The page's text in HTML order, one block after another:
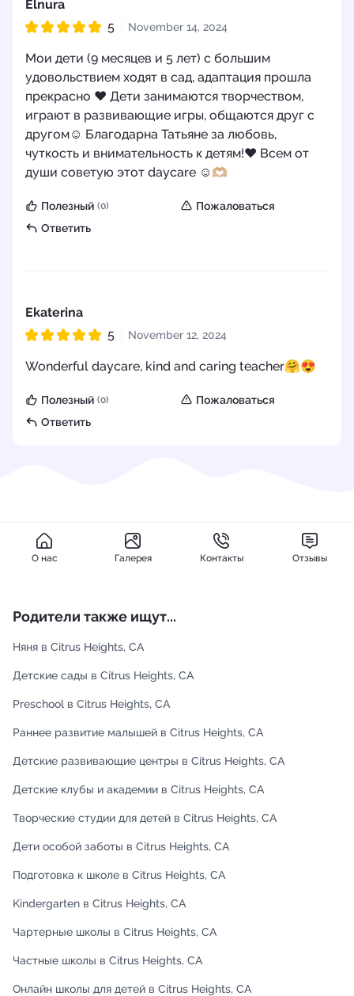
Elnura
5 November 14, 2024
Мои дети (9 месяцев и 5 лет) с большим
удовольствием ходят в сад, адаптация прошла
прекрасно ❤️ Дети занимаются творчеством,
играют в развивающие игры, общаются друг с
другом☺️ Благодарна Татьяне за любовь,
чуткость и внимательность к детям!❤️ Всем от
души советую этот daycare ☺️🫶🏼
Полезный (0)
Пожаловаться
Ответить
Ekaterina
5 November 12, 2024
Wonderful daycare, kind and caring teacher🤗😍
Полезный (0)
Пожаловаться
Ответить
О нас Галерея Контакты Отзывы
Родители также ищут...
Няня в Citrus Heights, CA
Детские сады в Citrus Heights, CA
Preschool в Citrus Heights, CA
Раннее развитие малышей в Citrus Heights, CA
Детские развивающие центры в Citrus Heights, CA
Детские клубы и академии в Citrus Heights, CA
Творческие студии для детей в Citrus Heights, CA
Дети особой заботы в Citrus Heights, CA
Подготовка к школе в Citrus Heights, CA
Kindergarten в Citrus Heights, CA
Чартерные школы в Citrus Heights, CA
Частные школы в Citrus Heights, CA
Онлайн школы для детей в Citrus Heights, CA